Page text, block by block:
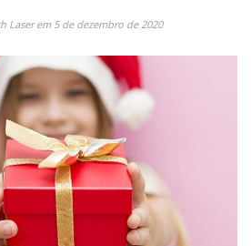
Laser em 5 de dezembro de 2020